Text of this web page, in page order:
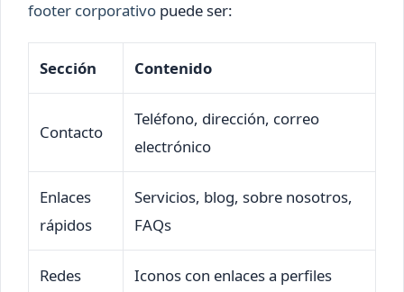
footer corporativo puede ser:
Sección Contenido
Contacto
Teléfono, dirección, correo
electrónico
Enlaces
rápidos
Servicios, blog, sobre nosotros,
FAQs
Redes
Iconos con enlaces a perfiles